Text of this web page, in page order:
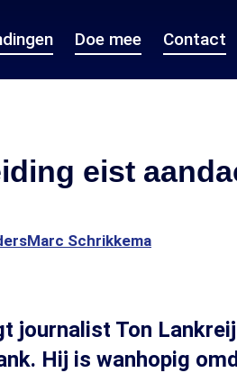
Doe mee Contact
eist
Marc Schrikkema
journalist Ton
Hij is wanhopig